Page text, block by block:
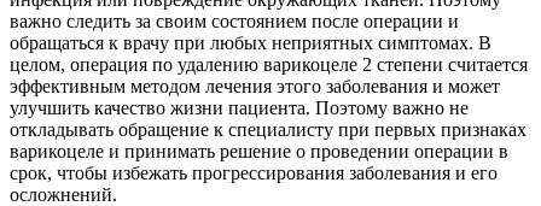
важно следить за своим состоянием после операции и
обращаться к врачу при любых неприятных симптомах. В
целом, операция по удалению варикоцеле 2 степени считается
эффективным методом лечения этого заболевания и может
улучшить качество жизни пациента. Поэтому важно не
откладывать обращение к специалисту при первых признаках
варикоцеле и принимать решение о проведении операции в
срок, чтобы избежать прогрессирования заболевания и его
осложнений.